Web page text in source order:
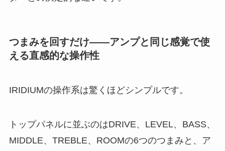
つまみを回すだけ――アンプと同じ感覚で使
える直感的な操作性
IRIDIUMの操作系は驚くほどシンプルです。
トップパネルに並ぶのはDRIVE、LEVEL、BASS、
MIDDLE、TREBLE、ROOMの6つのつまみと、ア